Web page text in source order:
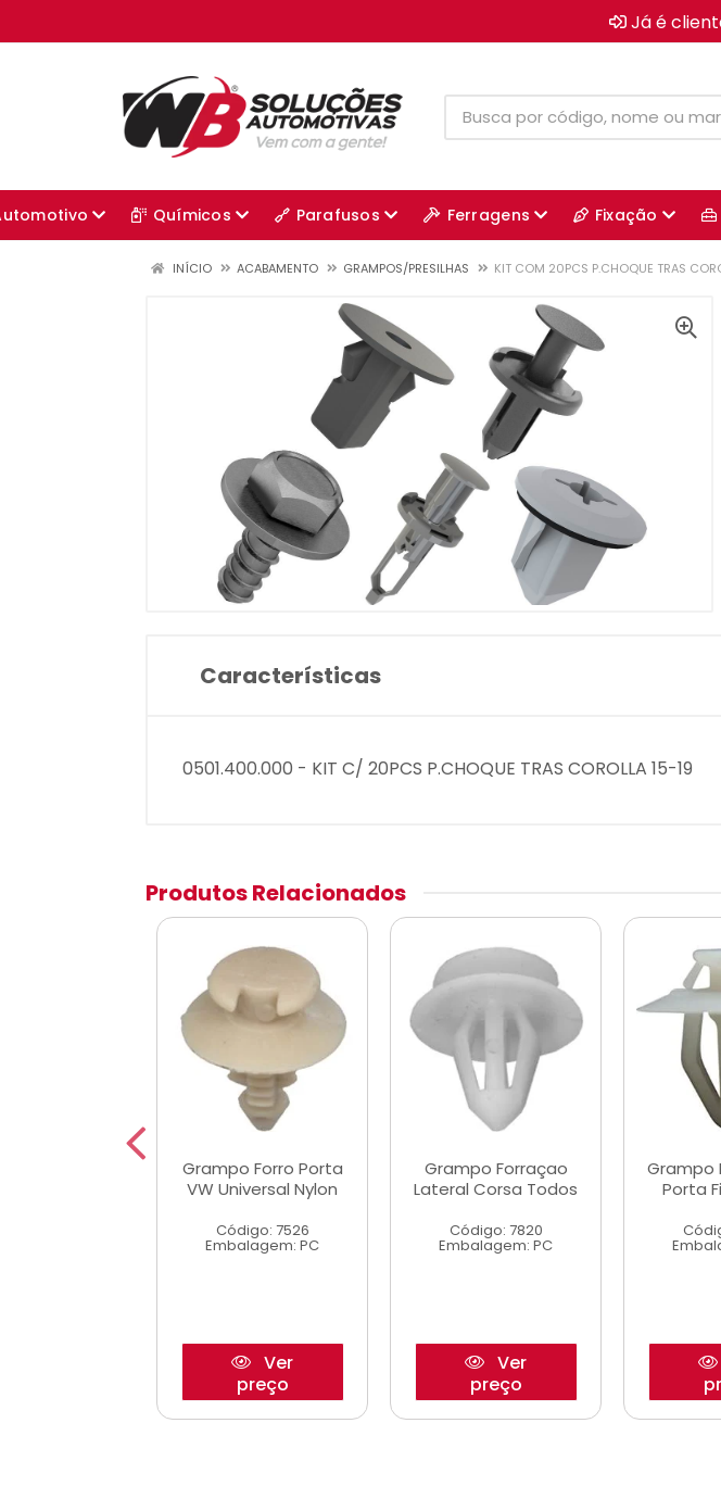
Já é
Químicos Parafusos Ferragens Fixação
INÍCIO ACABAMENTO GRAMPOS/PRESILHAS KIT COM 20PCS P.CHOQUE TRAS
Características
0501.400.000 - KIT C/ 20PCS P.CHOQUE TRAS COROLLA 15-19
Produtos Relacionados
Grampo Forro Porta
VW Universal Nylon
Código: 7526
Embalagem: PC
Ver
preço
Grampo Forraçao
Lateral Corsa Todos
Código: 7820
Embalagem: PC
Ver
preço
Grampo
Porta